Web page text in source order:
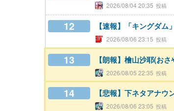
2026/08/04 20:35
12 【速報】「キングダ
2026/08/06 23:15
13 【朗報】檜山沙耶(お
2026/08/05 22:35
14 【悲報】下ネタアナ
2026/08/06 23:05